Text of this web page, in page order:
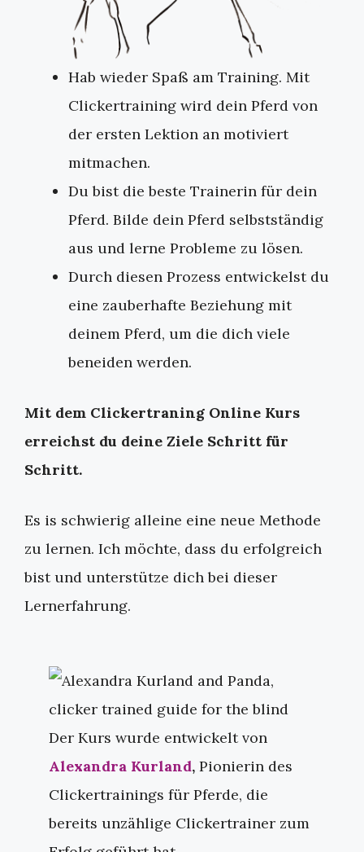
Hab wieder Spaß am Training. Mit
Clickertraining wird dein Pferd von
der ersten Lektion an motiviert
mitmachen.
Du bist die beste Trainerin für dein
Pferd. Bilde dein Pferd selbstständig
aus und lerne Probleme zu lösen.
Durch diesen Prozess entwickelst du
eine zauberhafte Beziehung mit
deinem Pferd, um die dich viele
beneiden werden.
Mit dem Clickertraning Online Kurs
erreichst du deine Ziele Schritt für
Schritt.
Es is schwierig alleine eine neue Methode
zu lernen. Ich möchte, dass du erfolgreich
bist und unterstütze dich bei dieser
Lernerfahrung.
Der Kurs wurde entwickelt von
Alexandra Kurland, Pionierin des
Clickertrainings für Pferde, die
bereits unzählige Clickertrainer zum